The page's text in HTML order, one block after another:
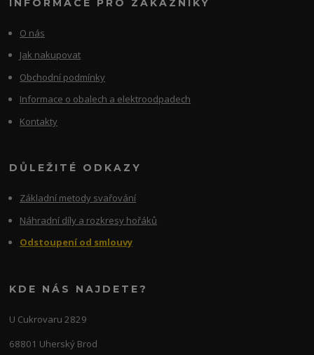
INFORMACE PRO ZÁKAZNÍKY
O nás
Jak nakupovat
Obchodní podmínky
Informace o obalech a elektroodpadech
Kontakty
DŮLEŽITÉ ODKAZY
Základní metody svařování
Náhradní díly a rozkresy hořáků
Odstoupení od smlouvy
KDE NÁS NAJDETE?
U Cukrovaru 2829
68801 Uherský Brod